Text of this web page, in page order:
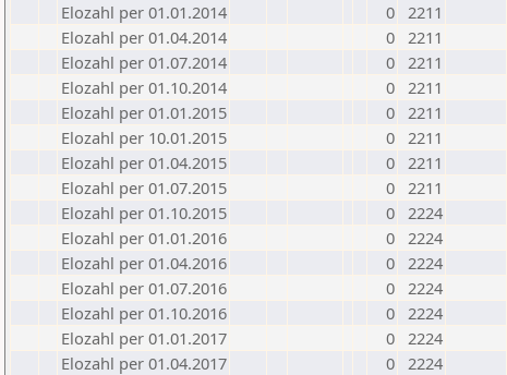
Elozahl per 01.01.2014
0 2211
Elozahl per 01.04.2014
0 2211
Elozahl per 01.07.2014
0 2211
Elozahl per 01.10.2014
0 2211
Elozahl per 01.01.2015
0 2211
Elozahl per 10.01.2015
0 2211
Elozahl per 01.04.2015
0 2211
Elozahl per 01.07.2015
0 2211
Elozahl per 01.10.2015
0 2224
Elozahl per 01.01.2016
0 2224
Elozahl per 01.04.2016
0 2224
Elozahl per 01.07.2016
0 2224
Elozahl per 01.10.2016
0 2224
Elozahl per 01.01.2017
0 2224
Elozahl per 01.04.2017
0 2224